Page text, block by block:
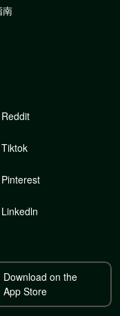
南
Reddit
Tiktok
Pinterest
Linkedln
Download on the
App Store